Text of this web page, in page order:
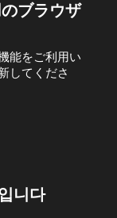
ブラウザ
能をご利用い
してくださ
니다